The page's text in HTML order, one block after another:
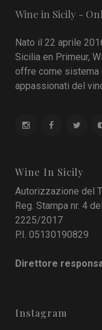
Wine in Sicily -
Nato il 22 aprile
Sicilia en Primeur,
offre come sistema
appassionati del
Wine In Sicily
Autorizzazione del
Reg. Stampa nr. 4
2225/2017
P.I. 05130190829
Direttore
Instagram